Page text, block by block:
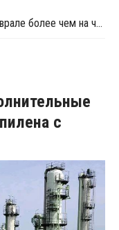
Импорт БСК в Китай упал в январе - феврале более чем на четверть
с